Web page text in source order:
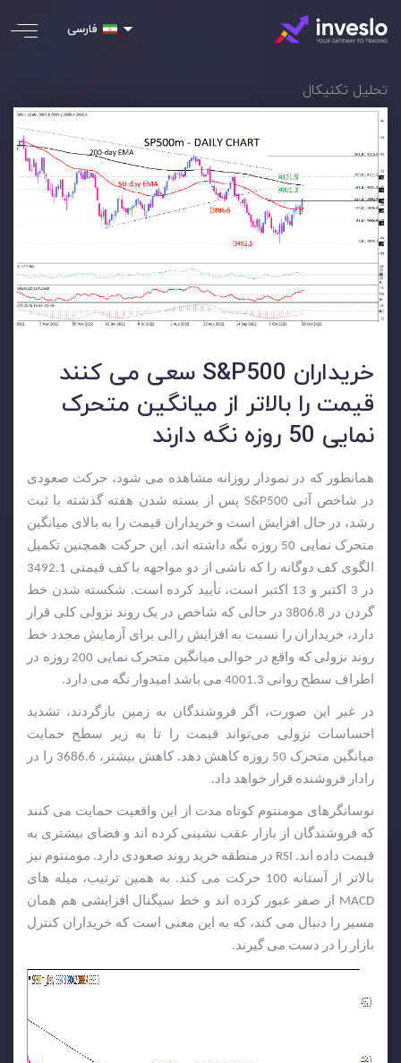
فارسی
تحلیل تکنیکال
خریداران S&P500 سعی می کنند
قیمت را بالاتر از میانگین متحرک
نمایی 50 روزه نگه دارند
همانطور که در نمودار روزانه مشاهده می شود، حرکت صعودی
در شاخص آتی S&P500 پس از بسته شدن هفته گذشته با ثبت
رشد، در حال افزایش است و خریداران قیمت را به بالای میانگین
متحرک نمایی 50 روزه نگه داشته اند. این حرکت همچنین تکمیل
الگوی کف دوگانه را که ناشی از دو مواجهه با کف قیمتی 3492.1
در 3 اکتبر و 13 اکتبر است، تأیید کرده است. شکسته شدن خط
گردن در 3806.8 در حالی که شاخص در یک روند نزولی کلی قرار
دارد، خریداران را نسبت به افزایش رالی برای آزمایش مجدد خط
روند نزولی که واقع در حوالی میانگین متحرک نمایی 200 روزه در
اطراف سطح روانی 4001.3 می باشد امیدوار نگه می دارد.
در غیر این صورت، اگر فروشندگان به زمین بازگردند، تشدید
احساسات نزولی می‌تواند قیمت را تا به زیر سطح حمایت
میانگین متحرک 50 روزه کاهش دهد. کاهش بیشتر، 3686.6 را در
رادار فروشنده قرار خواهد داد.
نوسانگرهای مومنتوم کوتاه مدت از این واقعیت حمایت می کنند
که فروشندگان از بازار عقب نشینی کرده اند و فضای بیشتری به
قیمت داده اند. RSI در منطقه خرید روند صعودی دارد. مومنتوم نیز
بالاتر از آستانه 100 حرکت می کند. به همین ترتیب، میله های
MACD از صفر عبور کرده اند و خط سیگنال افزایشی هم همان
مسیر را دنبال می کند، که به این معنی است که خریداران کنترل
بازار را در دست می گیرند.